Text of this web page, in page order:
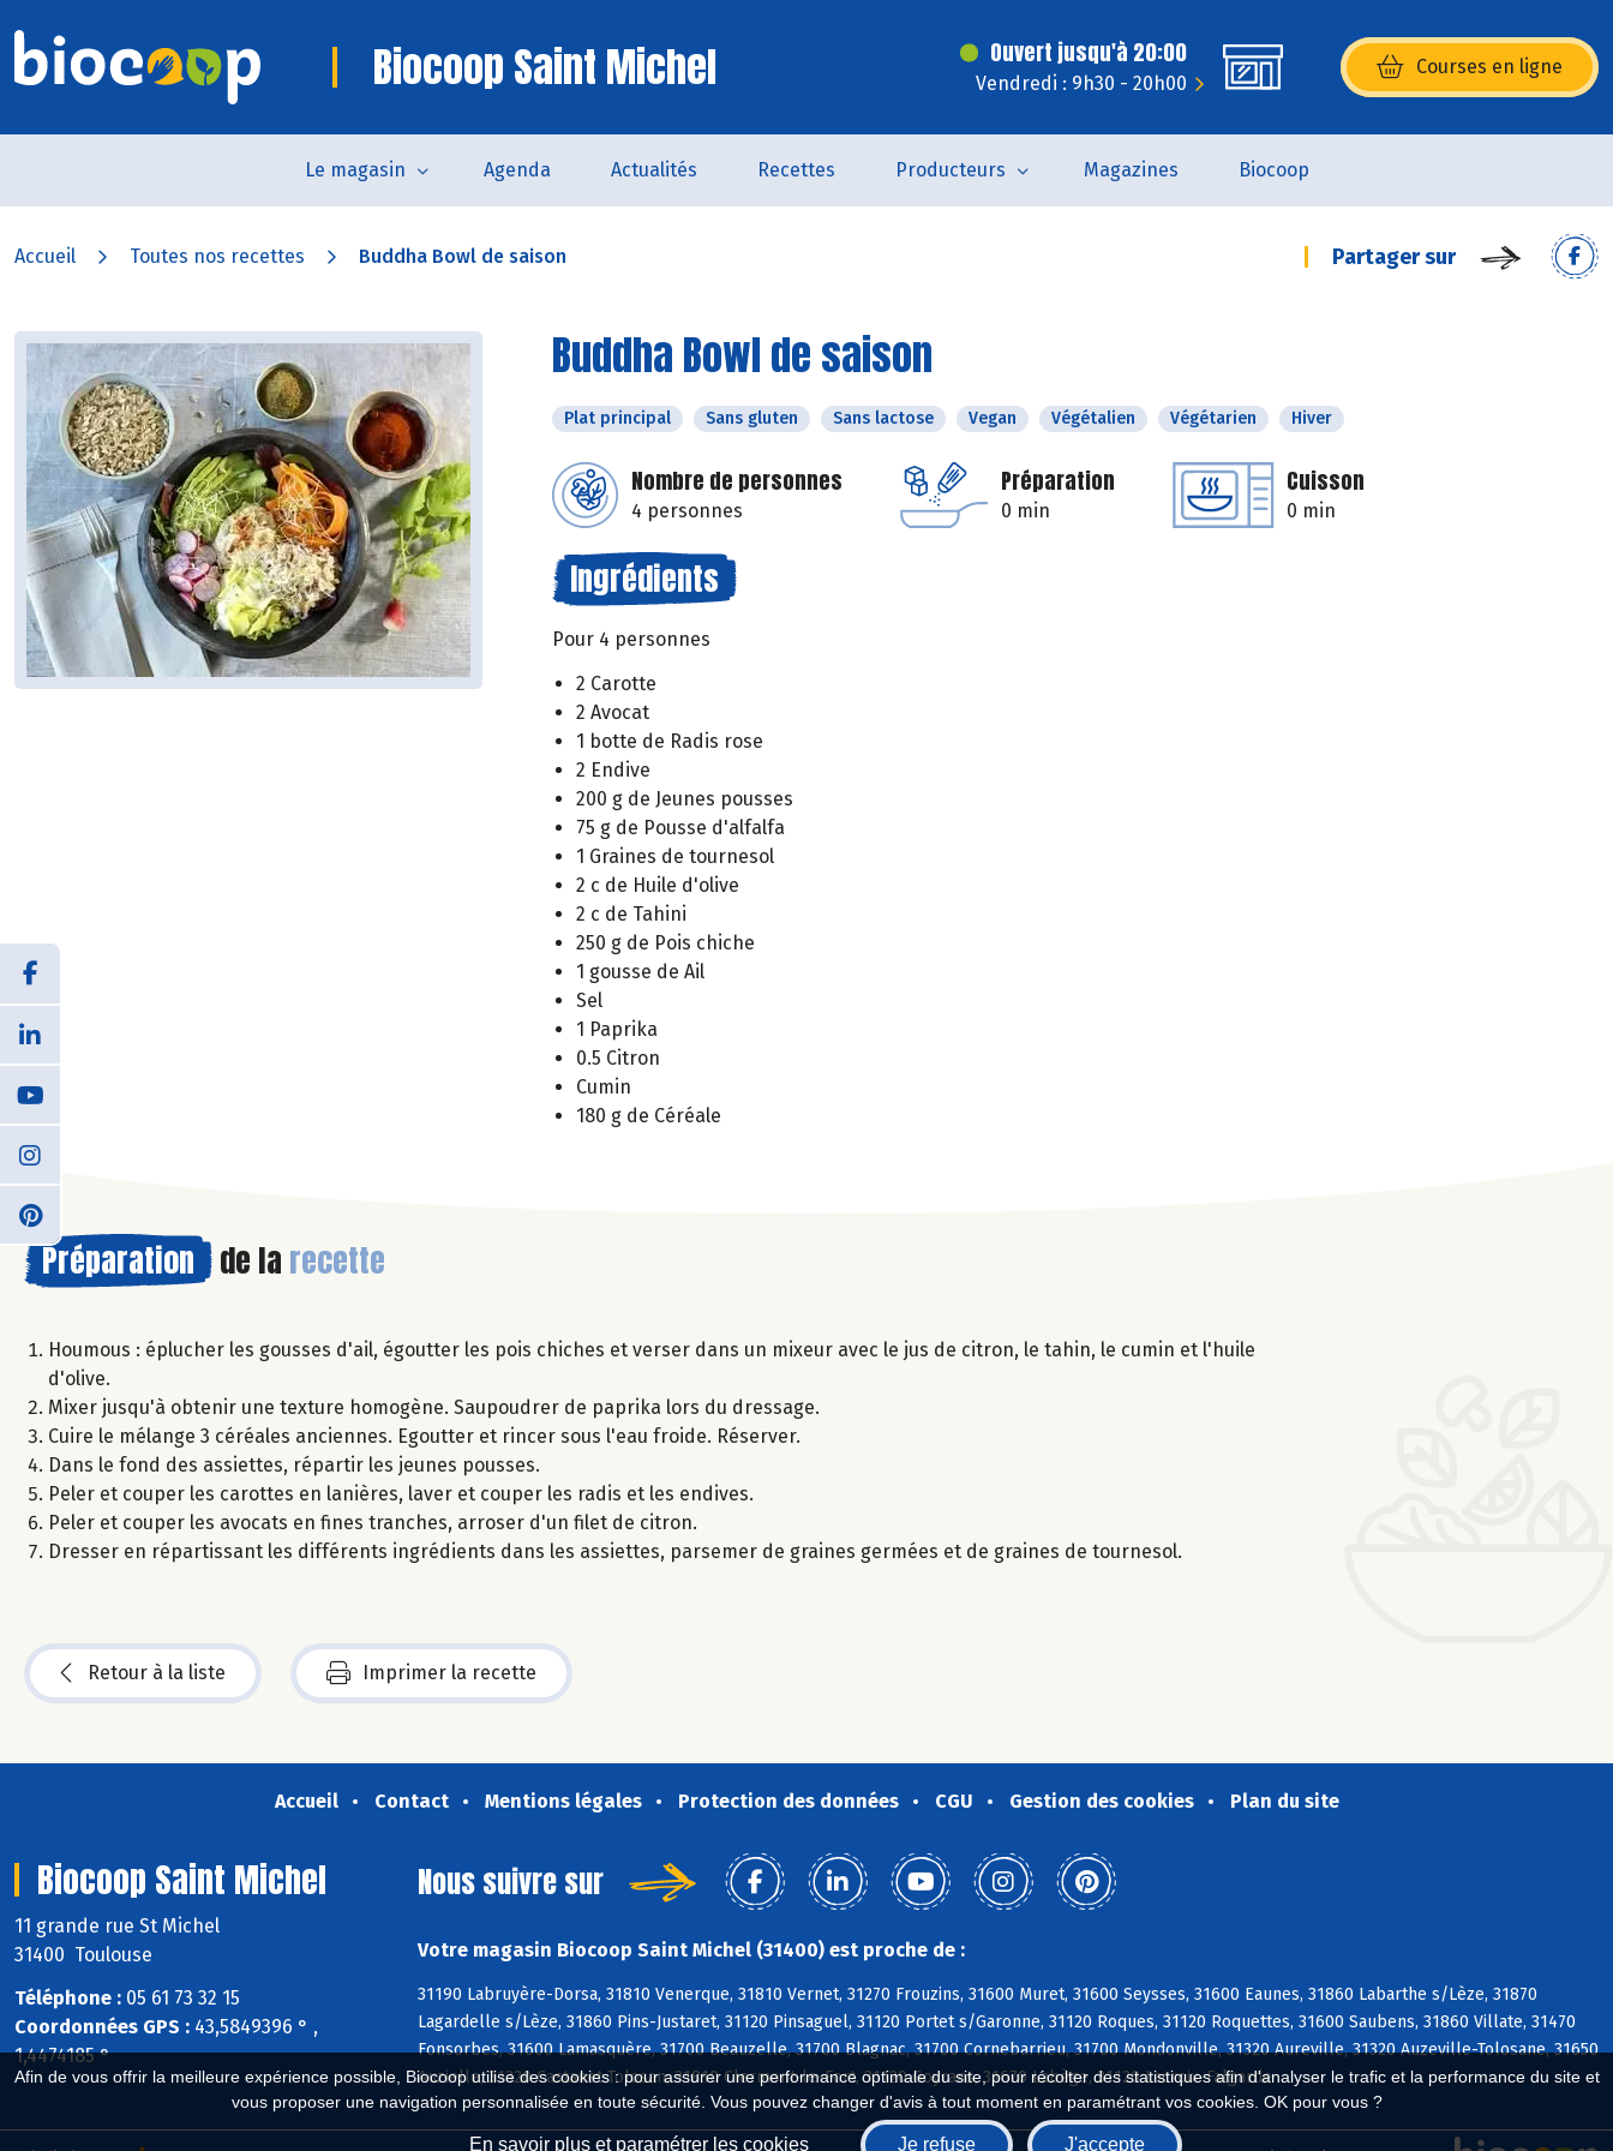
Afin de vous offrir la meilleure expérience possible, Biocoop utilise des cookies : pour assurer une performance optimale du site, pour récolter des statistiques afin d'analyser le trafic et la performance du site et
vous proposer une navigation personnalisée en toute sécurité. Vous pouvez changer d'avis à tout moment en paramétrant vos cookies. OK pour vous ?
En savoir plus et paramétrer les cookies Je refuse J'accepte
Biocoop Saint Michel Ouvert jusqu'à 20:00
Vendredi : 9h30 - 20h00
Courses en ligne
(s’ouvre dans une nouvelle
Le magasin Agenda Actualités Recettes Producteurs Magazines Biocoop
Accueil Toutes nos recettes Buddha Bowl de saison Partager sur
Buddha Bowl de saison
Plat principal Sans gluten Sans lactose Vegan Végétalien Végétarien Hiver
Nombre de personnes
4 personnes
Préparation
0 min
Cuisson
0 min
Ingrédients
Pour 4 personnes
2 Carotte
2 Avocat
1 botte de Radis rose
2 Endive
200 g de Jeunes pousses
75 g de Pousse d'alfalfa
1 Graines de tournesol
2 c de Huile d'olive
2 c de Tahini
250 g de Pois chiche
1 gousse de Ail
Sel
1 Paprika
0.5 Citron
Cumin
180 g de Céréale
Préparation de la recette
Houmous : éplucher les gousses d'ail, égoutter les pois chiches et verser dans un mixeur avec le jus de citron, le tahin, le cumin et l'huile
d'olive.
Mixer jusqu'à obtenir une texture homogène. Saupoudrer de paprika lors du dressage.
Cuire le mélange 3 céréales anciennes. Egoutter et rincer sous l'eau froide. Réserver.
Dans le fond des assiettes, répartir les jeunes pousses.
Peler et couper les carottes en lanières, laver et couper les radis et les endives.
Peler et couper les avocats en fines tranches, arroser d'un filet de citron.
Dresser en répartissant les différents ingrédients dans les assiettes, parsemer de graines germées et de graines de tournesol.
Retour à la liste Imprimer la recette
Accueil Contact Mentions légales Protection des données CGU Gestion des cookies Plan du site
Biocoop Saint Michel
11 grande rue St Michel
31400 Toulouse
Téléphone : 05 61 73 32 15
Coordonnées GPS : 43,5849396 ° ,
1,4474185 °
Nous suivre sur
Votre magasin Biocoop Saint Michel (31400) est proche de :
31190 Labruyère-Dorsa, 31810 Venerque, 31810 Vernet, 31270 Frouzins, 31600 Muret, 31600 Seysses, 31600 Eaunes, 31860 Labarthe s/Lèze, 31870
Lagardelle s/Lèze, 31860 Pins-Justaret, 31120 Pinsaguel, 31120 Portet s/Garonne, 31120 Roques, 31120 Roquettes, 31600 Saubens, 31860 Villate, 31470
Fonsorbes, 31600 Lamasquère, 31700 Beauzelle, 31700 Blagnac, 31700 Cornebarrieu, 31700 Mondonville, 31320 Aureville, 31320 Auzeville-Tolosane, 31650
Auzielle, 31320 Castanet-Tolosan, 31810 Clermont-le-Fort, 31120 Goyrans, 31670 Labège, 31120 Lacroix-Falgarde